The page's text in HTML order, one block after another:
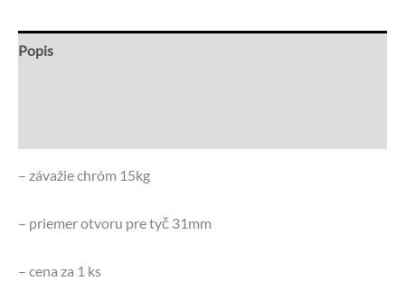
Popis
– závažie chróm 15kg
– priemer otvoru pre tyč 31mm
– cena za 1 ks